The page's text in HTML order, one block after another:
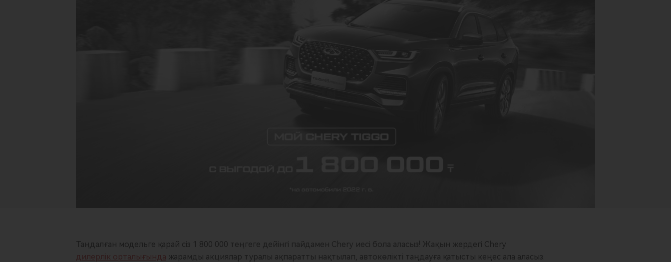
Таңдалған модельге қарай сіз 1 800 000 теңгеге дейінгі пайдамен Chery иесі бола аласыз! Жақын жердегі Chery
дилерлік орталығында жарамды акциялар туралы ақпаратты нақтылап, автокөлікті таңдауға қатысты кеңес ала аласыз.